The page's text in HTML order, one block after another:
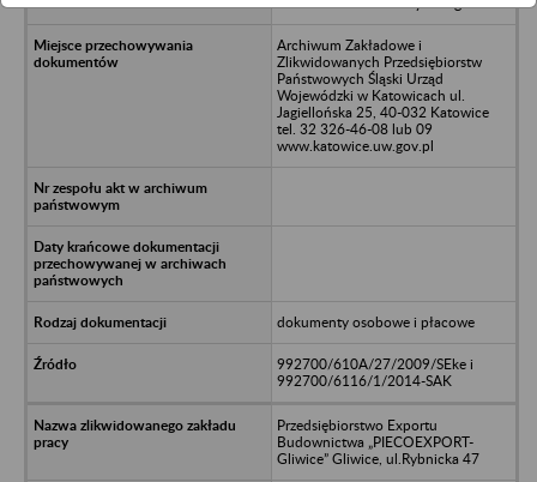
Archiwum Zakładowe i
Zlikwidowanych Przedsiębiorstw
Państwowych Śląski Urząd
Wojewódzki w Katowicach ul.
Jagiellońska 25, 40-032 Katowice
tel. 32 326-46-08 lub 09
www.katowice.uw.gov.pl
dokumenty osobowe i płacowe
992700/610A/27/2009/SEke i
992700/6116/1/2014-SAK
Przedsiębiorstwo Exportu
Budownictwa „PIECOEXPORT-
Gliwice” Gliwice, ul.Rybnicka 47